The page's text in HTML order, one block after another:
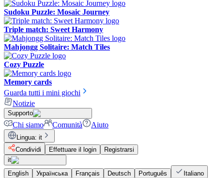
Sudoku Puzzle: Mosaic Journey
Triple match: Sweet Harmony
Mahjongg Solitaire: Match Tiles
Cozy Puzzle
Memory cards
Guarda tutti i mini giochi
Notizie
Supporto
Chi siamo Comunità Aiuto
Lingua: it
Condividi
Effettuare il login
Registrarsi
it
English
Українська Français Deutsch Português
Italiano